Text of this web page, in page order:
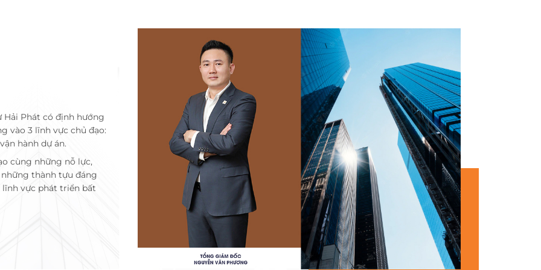
Hải Phát có định hướng
vào 3 lĩnh vực chủ đạo:
hành dự án.
cùng những nỗ lực,
những thành tựu đáng
vực phát triển bất